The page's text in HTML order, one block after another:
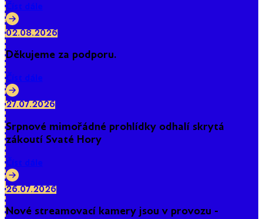
Číst dále
02.08.2026
Děkujeme za podporu.
Číst dále
27.07.2026
Srpnové mimořádné prohlídky odhalí skrytá
zákoutí Svaté Hory
Číst dále
26.07.2026
Nové streamovací kamery jsou v provozu -